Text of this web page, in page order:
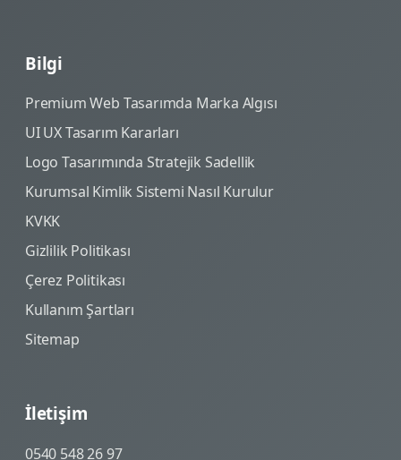
Bilgi
Premium Web Tasarımda Marka Algısı
UI UX Tasarım Kararları
Logo Tasarımında Stratejik Sadellik
Kurumsal Kimlik Sistemi Nasıl Kurulur
KVKK
Gizlilik Politikası
Çerez Politikası
Kullanım Şartları
Sitemap
İletişim
0540 548 26 97